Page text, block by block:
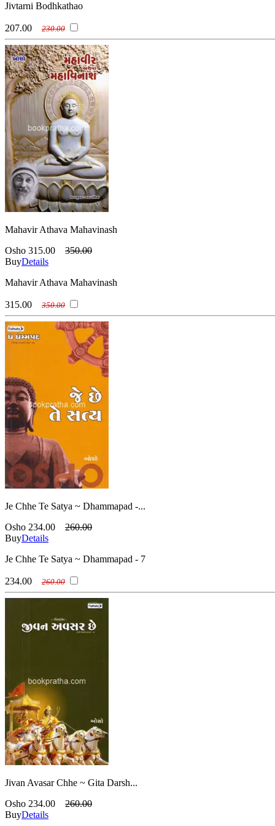
Jivtarni Bodhkathao
207.00 230.00
Mahavir Athava Mahavinash
Osho 315.00
350.00
BuyDetails
Mahavir Athava Mahavinash
315.00 350.00
Je Chhe Te Satya ~ Dhammapad -...
Osho 234.00
260.00
BuyDetails
Je Chhe Te Satya ~ Dhammapad - 7
234.00 260.00
Jivan Avasar Chhe ~ Gita Darsh...
Osho 234.00
260.00
BuyDetails